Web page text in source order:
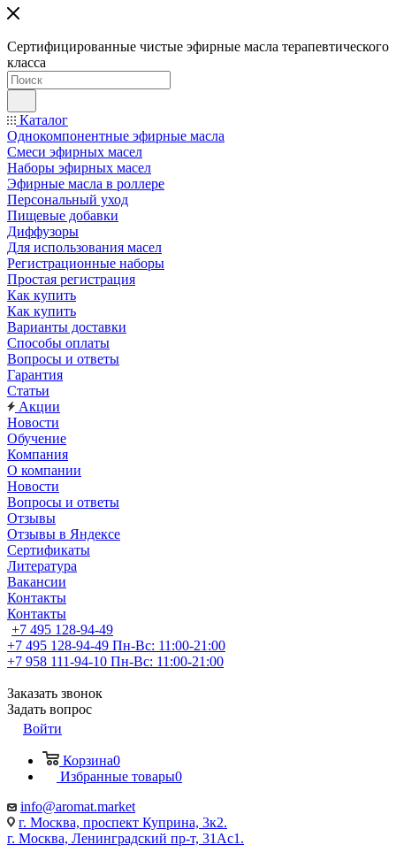
Сертифицированные чистые эфирные масла терапевтического
класса
Каталог
Однокомпонентные эфирные масла
Смеси эфирных масел
Наборы эфирных масел
Эфирные масла в роллере
Персональный уход
Пищевые добавки
Диффузоры
Для использования масел
Регистрационные наборы
Простая регистрация
Как купить
Как купить
Варианты доставки
Способы оплаты
Вопросы и ответы
Гарантия
Статьи
Акции
Новости
Обучение
Компания
О компании
Новости
Вопросы и ответы
Отзывы
Отзывы в Яндексе
Сертификаты
Литература
Вакансии
Контакты
Контакты
+7 495 128-94-49
+7 495 128-94-49 Пн-Вс: 11:00-21:00
+7 958 111-94-10 Пн-Вс: 11:00-21:00
Заказать звонок
Задать вопрос
Войти
Корзина0
Избранные товары0
info@aromat.market
г. Москва, проспект Куприна, 3к2.
г. Москва, Ленинградский пр-т, 31Ас1.